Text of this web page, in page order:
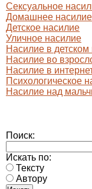
Сексуальное
Домашнее насилие
Детское насилие
Уличное насилие
Насилие в детском
Насилие во
Насилие в
Психологическое
Насилие над
Поиск:
Искать по:
Тексту
Автору